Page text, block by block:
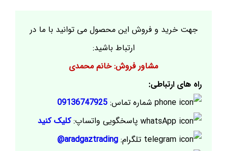
جهت خرید و فروش این محصول می توانید با ما در
ارتباط باشید:
مشاور فروش: خانم محمدی
راه های ارتباطی:
شماره تماس: 09136747925
پاسخگویی واتساپ:کلیک کنید
تلگرام: aradgaztrading@